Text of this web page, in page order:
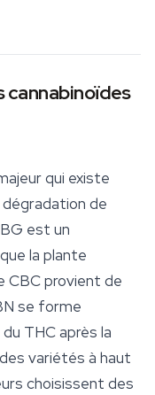
cannabinoïdes
qui existe
de
est un
la plante
CBC provient de
se forme
THC après la
variétés à haut
choisissent des